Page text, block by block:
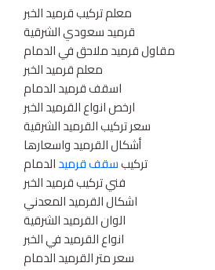
معلم تركيب قرميد الخبر
قرميد سعودي الشرقية
مقاول قرميد ملاحق في الدمام
معلم قرميد الخبر
اسقف قرميد الدمام
ارخص انواع القرميد الخبر
سعر تركيب القرميد الشرقية
أشكال القرميد واسعارها
تركيبسقف قرميدالدمام
فني تركيب قرميد الخبر
اشكال القرميد المعدني
الوان القرميد الشرقية
انواع القرميد في الخبر
سعر متر القرميد الدمام